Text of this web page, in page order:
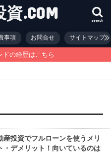
.COM search
事項 お問合せ サイトマップ
ドの経歴はこちら
産投資でフルローンを使うメリ
・デメリット！向いているのは